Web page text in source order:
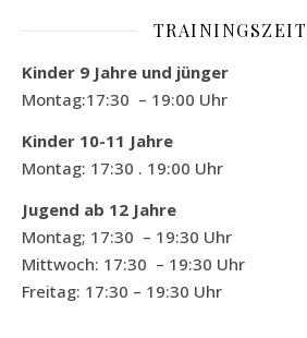
Kinder 9 Jahre und jünger
Montag:17:30 – 19:00 Uhr
Kinder 10-11 Jahre
Montag: 17:30 . 19:00 Uhr
Jugend ab 12 Jahre
Montag; 17:30 – 19:30 Uhr
Mittwoch: 17:30 – 19:30 Uhr
Freitag: 17:30 – 19:30 Uhr